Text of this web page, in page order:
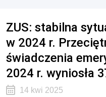
ZUS: stabilna
w 2024 r.
świadczenia
2024 r. wyniosła
14 kwi 2025